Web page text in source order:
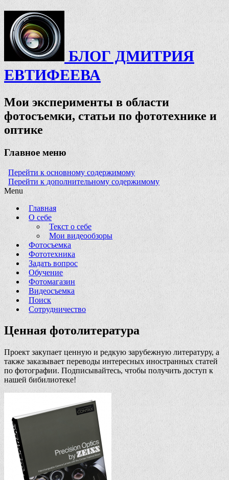
БЛОГ ДМИТРИЯ
ЕВТИФЕЕВА
Мои эксперименты в области
фотосъемки, статьи по фототехнике и
оптике
Главное меню
Перейти к основному содержимому
Перейти к дополнительному содержимому
Menu
Главная
О себе
Текст о себе
Мои видеообзоры
Фотосъемка
Фототехника
Задать вопрос
Обучение
Фотомагазин
Видеосъемка
Поиск
Сотрудничество
Ценная фотолитература
Проект закупает ценную и редкую зарубежную литературу, а
также заказывает переводы интересных иностранных статей
по фотографии. Подписывайтесь, чтобы получить доступ к
нашей бибилиотеке!